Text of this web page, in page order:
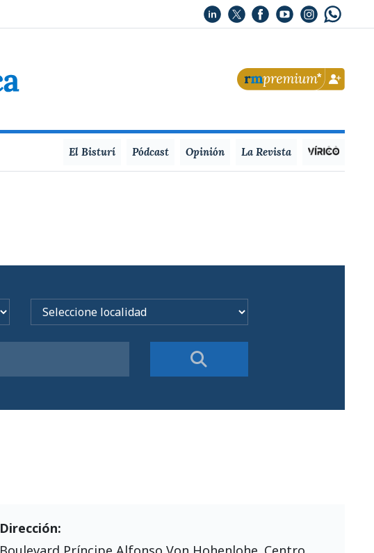
El Bisturí Pódcast Opinión La Revista
Dirección: